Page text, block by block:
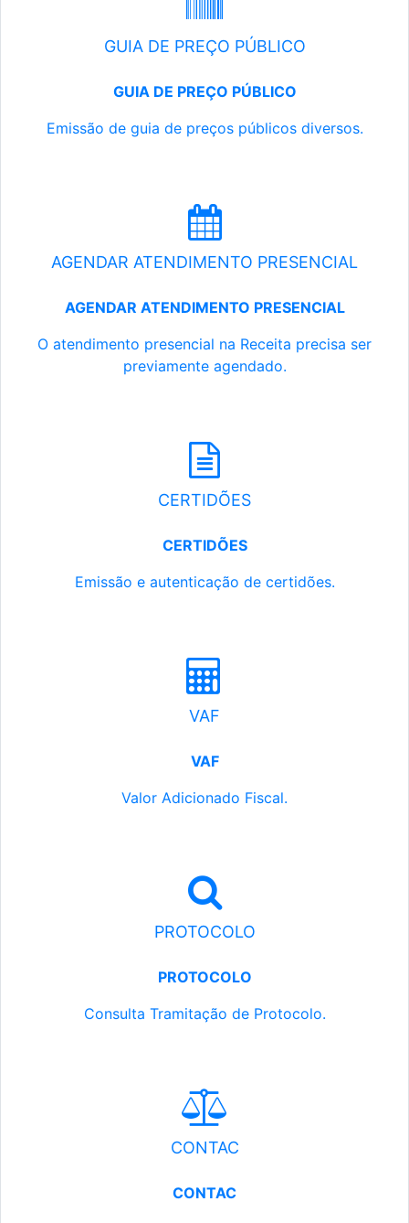
GUIA DE PREÇO PÚBLICO
GUIA DE PREÇO PÚBLICO
Emissão de guia de preços públicos diversos.
AGENDAR ATENDIMENTO PRESENCIAL
AGENDAR ATENDIMENTO PRESENCIAL
O atendimento presencial na Receita precisa ser
previamente agendado.
CERTIDÕES
CERTIDÕES
Emissão e autenticação de certidões.
VAF
VAF
Valor Adicionado Fiscal.
PROTOCOLO
PROTOCOLO
Consulta Tramitação de Protocolo.
CONTAC
CONTAC